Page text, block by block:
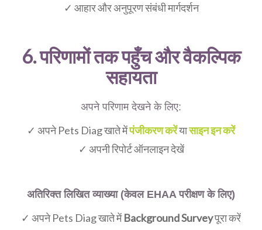
✓ आहार और अनुपूरण संबंधी मार्गदर्शन
6. परिणामों तक पहुँच और वैकल्पिक
सहायता
अपने परिणाम देखने के लिए:
✓ अपने Pets Diag खाते मेंपंजीकरण करेंयासाइन इन करें
✓ अपनी रिपोर्ट ऑनलाइन देखें
अतिरिक्त लिखित व्याख्या (केवल EHAA परीक्षण के लिए)
✓ अपने Pets Diag खाते मेंBackground Surveyपूरा करें